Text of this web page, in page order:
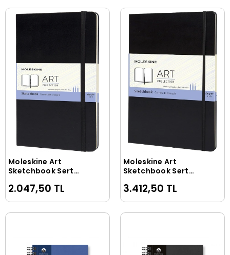
Sepete Ekle
Moleskine Art
Sketchbook Sert
Defteri 13x21 cm. 165
2.047,50 TL
Sepete Ekle
Moleskine Art
Sketchbook Sert
Defteri 29x42 cm.
3.412,50 TL